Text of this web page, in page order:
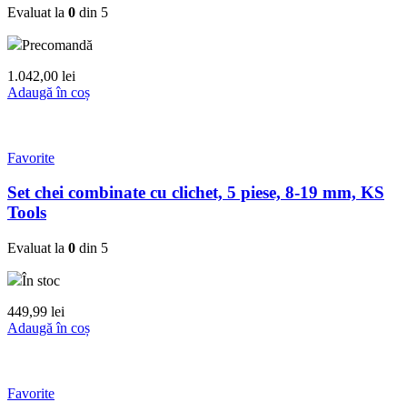
Evaluat la 0 din 5
Precomandă
1.042,00 lei
Adaugă în coș
Favorite
Set chei combinate cu clichet, 5 piese, 8-19 mm, KS
Tools
Evaluat la 0 din 5
În stoc
449,99 lei
Adaugă în coș
Favorite